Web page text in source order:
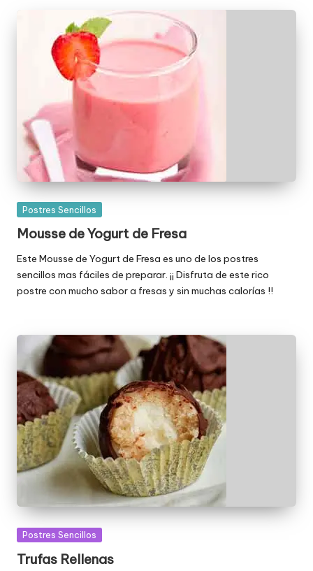
Publicada
Postres Sencillos
Mousse de Yogurt de Fresa
Este Mousse de Yogurt de Fresa es uno de los postres
sencillos mas fáciles de preparar. ¡¡ Disfruta de este rico
postre con mucho sabor a fresas y sin muchas calorías !!
Publicada
Postres Sencillos
Trufas Rellenas